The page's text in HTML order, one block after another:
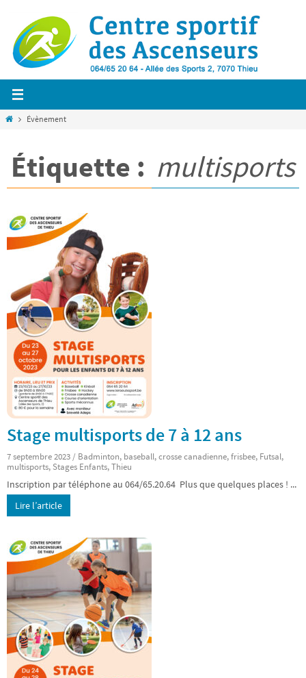
contenu
HomeÉvènement
Étiquette : multisports
Stage multisports de 7 à 12 ans
7 septembre 2023 / Badminton, baseball,crosse canadienne,frisbee, Futsal,
multisports,Stages Enfants,Thieu
Inscription par téléphone au 064/65.20.64 Plus que quelques places ! ...
Lire l’article